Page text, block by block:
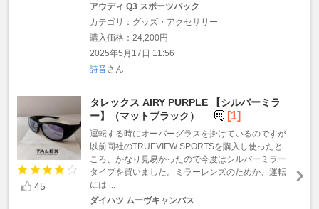
アウディ Q3 スポーツバック
カテゴリ：グッズ・アクセサリー
購入価格：24,200円
2025年5月17日 11:56
詩音さん
45
タレックス AIRY PURPLE 【シルバーミラ
ー】（マットブラック）
[1]
運転する時にオーバーグラスを掛けているのですが
以前同社のTRUEVIEW SPORTSを購入し使ったと
ころ、かなり見易かったので今度はシルバーミラー
タイプを買いました。ミラーレンズのためか、運転
には ...
ダイハツ ムーヴキャンバス